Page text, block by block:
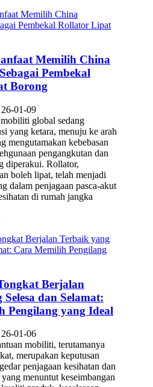
Memilih China
Pembekal
Borong
01-09
global sedang
yang ketara, menuju ke arah
mengutamakan kebebasan
pengangkutan dan
diperakui. Rollator,
boleh lipat, telah menjadi
dalam penjagaan pasca-akut
di rumah jangka
Berjalan
dan Selamat:
Pengilang yang Ideal
01-06
mobiliti, terutamanya
merupakan keputusan
penjagaan kesihatan dan
menuntut keseimbangan